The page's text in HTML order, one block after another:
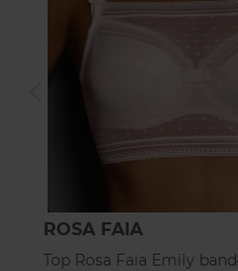
ROSA FAIA
Top Rosa Faia Emily